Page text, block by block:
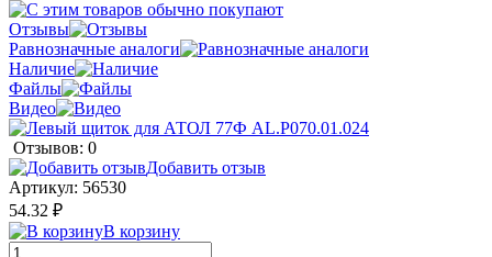
Отзывы
Равнозначные аналоги
Наличие
Файлы
Видео
Отзывов: 0
Добавить отзыв
Артикул: 56530
54.32 ₽
В корзину